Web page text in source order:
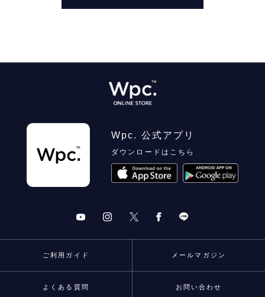
Wpc. 公式アプリ
ダウンロードはこちら
ご利用ガイド メールマガジン
よくある質問 お問い合わせ